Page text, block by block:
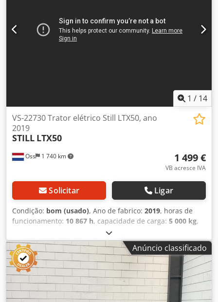
1 / 14
Oss 1 740 km
VS-22730 Trator elétrico Still LTX50, ano
2019
STILL LTX50
1 499 €
VB acresce IVA
Solicitar Ligar
Condição: bom (usado), Ano de fabrico: 2019, horas de
funcionamento: 10 867 h, capacidade de carga: 5 000 kg,
, peso em vazio:
quilometragem:10 867 km, Trator elétrico Marca Still
(Alemanha) Ano de fabrico: 2019 Capacidade: 5.000 kg
Bateria Inclui carregador externo Sistema de enchimento
automático Veja o vídeo no YouTube. Dcedpfx Aajy Sa Ilo
Tsk
Anúncio classificado